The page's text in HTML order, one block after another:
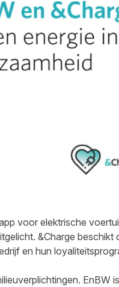
voor elektrische
&Charge
en hun
EnBW